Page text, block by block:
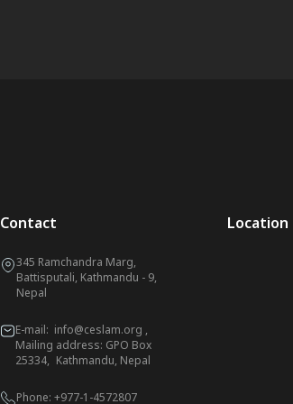
Contact
345 Ramchandra Marg,
Battisputali, Kathmandu - 9,
Nepal
E-mail: info@ceslam.org ,
Mailing address: GPO Box
25334, Kathmandu, Nepal
Phone: +977-1-4572807
Location